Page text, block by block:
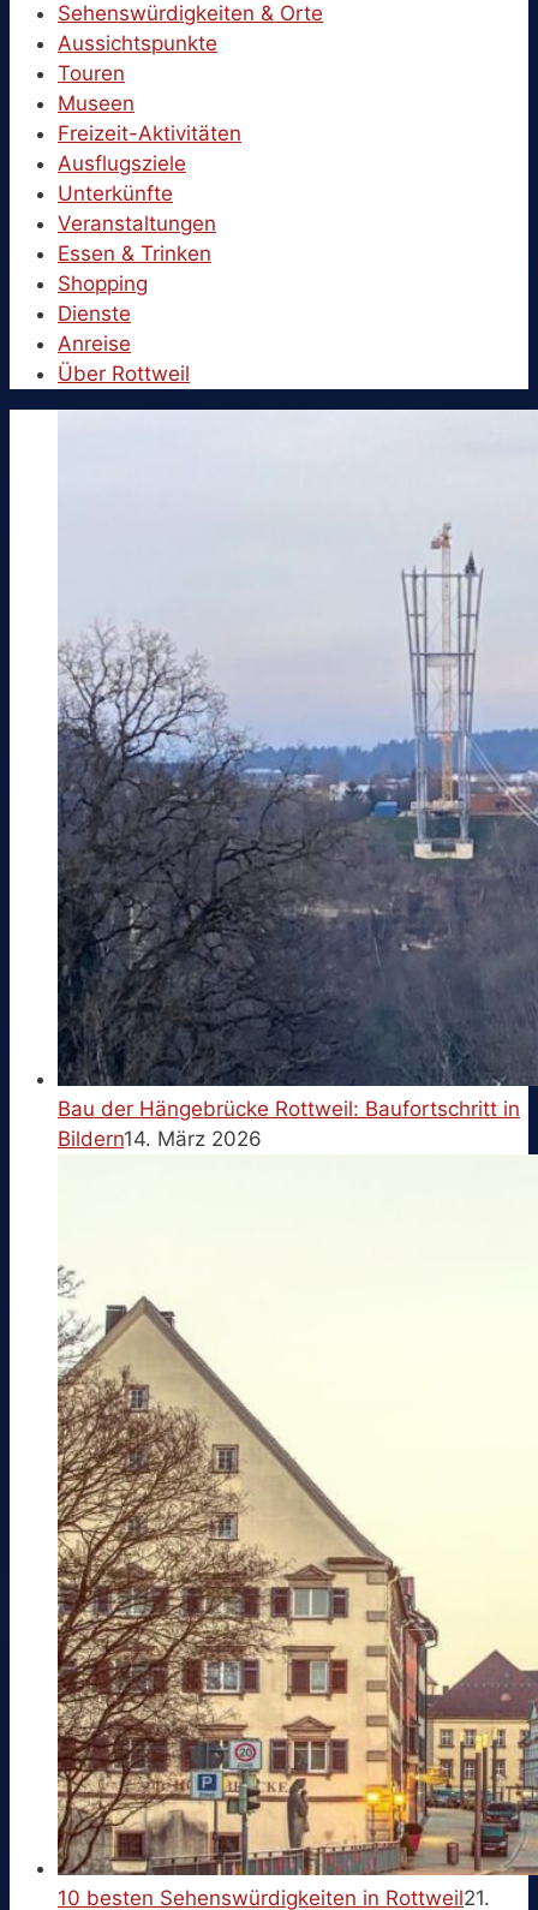
Sehenswürdigkeiten & Orte
Aussichtspunkte
Touren
Museen
Freizeit-Aktivitäten
Ausflugsziele
Unterkünfte
Veranstaltungen
Essen & Trinken
Shopping
Dienste
Anreise
Über Rottweil
Bau der Hängebrücke Rottweil: Baufortschritt in
Bildern14. März 2026
10 besten Sehenswürdigkeiten in Rottweil21.